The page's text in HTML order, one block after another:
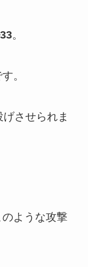
。
。
げさせられま
ような攻撃